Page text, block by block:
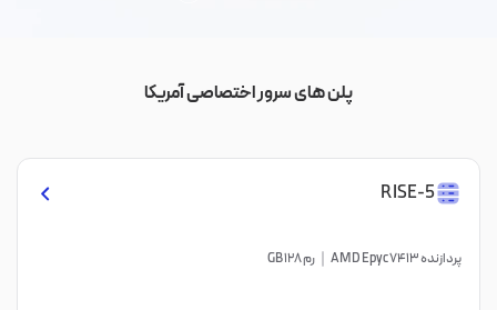
پلن های سرور اختصاصی آمریکا
RISE-5
پردازنده AMD Epyc 7413 رم 128 GB